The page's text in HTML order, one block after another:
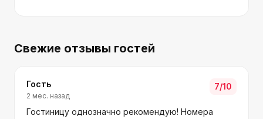
Свежие отзывы гостей
Гость
2 мес. назад
7/10
Гостиницу однозначно рекомендую! Номера